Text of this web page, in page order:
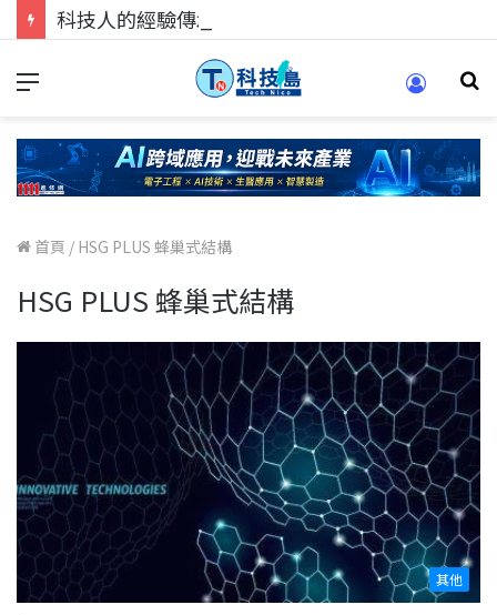
首頁 / HSG PLUS 蜂巢式結構
HSG PLUS 蜂巢式結構
其他